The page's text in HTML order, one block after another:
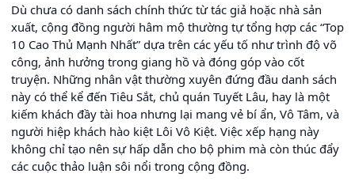
Dù chưa có danh sách chính thức từ tác giả hoặc nhà sản
xuất, cộng đồng người hâm mộ thường tự tổng hợp các “Top
10 Cao Thủ Mạnh Nhất” dựa trên các yếu tố như trình độ võ
công, ảnh hưởng trong giang hồ và đóng góp vào cốt
truyện. Những nhân vật thường xuyên đứng đầu danh sách
này có thể kể đến Tiêu Sắt, chủ quán Tuyết Lâu, hay là một
kiếm khách đầy tài hoa nhưng lại mang vẻ bí ẩn, Vô Tâm, và
người hiệp khách hào kiệt Lôi Vô Kiệt. Việc xếp hạng này
không chỉ tạo nên sự hấp dẫn cho bộ phim mà còn thúc đẩy
các cuộc thảo luận sôi nổi trong cộng đồng.